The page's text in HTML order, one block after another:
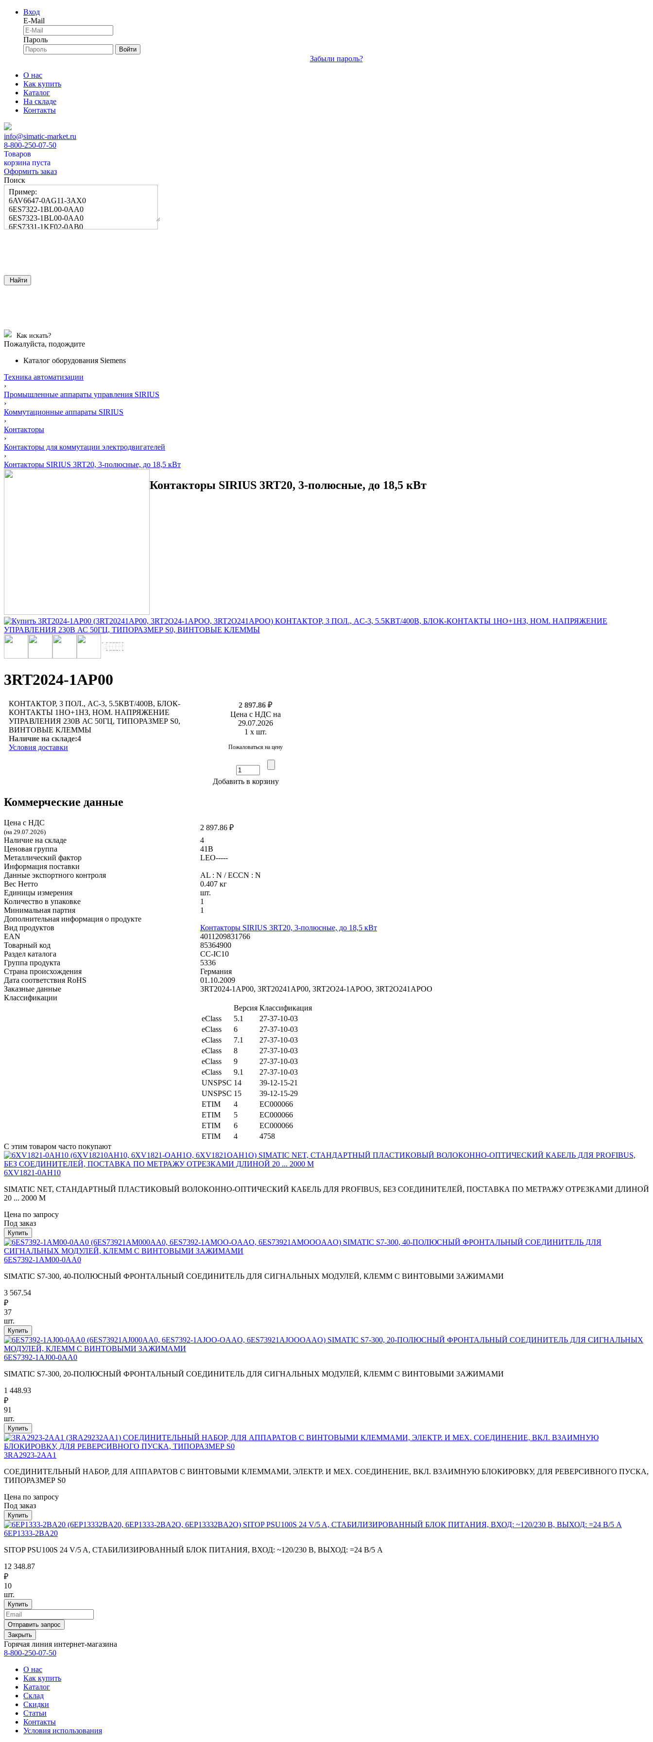
Вход
E-Mail
Пароль
Войти
Забыли пароль?
О нас
Как купить
Каталог
На складе
Контакты
info@simatic-market.ru
8-800-250-07-50
Товаров
корзина пуста
Оформить заказ
Поиск
Пример:
6AV6647-0AG11-3AX0
6ES7322-1BL00-0AA0
6ES7323-1BL00-0AA0
6ES7331-1KF02-0AB0
Найти
Как искать?
Пожалуйста, подождите
Каталог оборудования Siemens
Техника автоматизации
›
Промышленные аппараты управления SIRIUS
›
Коммутационные аппараты SIRIUS
›
Контакторы
›
Контакторы для коммутации электродвигателей
›
Контакторы SIRIUS 3RT20, 3-полюсные, до 18,5 кВт
Контакторы SIRIUS 3RT20, 3-полюсные, до 18,5 кВт
3RT2024-1AP00
КОНТАКТОР, 3 ПОЛ., AC-3, 5.5КВТ/400В, БЛОК-
КОНТАКТЫ 1НО+1НЗ, НОМ. НАПРЯЖЕНИЕ
УПРАВЛЕНИЯ 230В АС 50ГЦ, ТИПОРАЗМЕР S0,
ВИНТОВЫЕ КЛЕММЫ
Наличие на складе:4
Условия доставки
2 897.86 ₽
Цена с НДС на
29.07.2026
1 x шт.
Пожаловаться на цену
Добавить в корзину
Коммерческие данные
Цена с НДС
(на 29.07.2026)
2 897.86 ₽
Наличие на складе
4
Ценовая группа
41B
Металлический фактор
LEO-----
Информация поставки
Данные экспортного контроля
AL : N / ECCN : N
Вес Нетто
0.407 кг
Единицы измерения
шт.
Количество в упаковке
1
Минимальная партия
1
Дополнительная информация о продукте
Вид продуктов
Контакторы SIRIUS 3RT20, 3-полюсные, до 18,5 кВт
EAN
4011209831766
Товарный код
85364900
Раздел каталога
CC-IC10
Группа продукта
5336
Страна происхождения
Германия
Дата соответствия RoHS
01.10.2009
Заказные данные
3RT2024-1AP00, 3RT20241AP00, 3RT2O24-1APOO, 3RT2O241APOO
Классификации
Версия Классификация
eClass
5.1
27-37-10-03
eClass
6
27-37-10-03
eClass
7.1
27-37-10-03
eClass
8
27-37-10-03
eClass
9
27-37-10-03
eClass
9.1
27-37-10-03
UNSPSC 14
39-12-15-21
UNSPSC 15
39-12-15-29
ETIM
4
EC000066
ETIM
5
EC000066
ETIM
6
EC000066
ETIM
4
4758
С этим товаром часто покупают
6XV1821-0AH10
SIMATIC NET, СТАНДАРТНЫЙ ПЛАСТИКОВЫЙ ВОЛОКОННО-ОПТИЧЕСКИЙ КАБЕЛЬ ДЛЯ PROFIBUS, БЕЗ СОЕДИНИТЕЛЕЙ, ПОСТАВКА ПО МЕТРАЖУ ОТРЕЗКАМИ ДЛИНОЙ
20 ... 2000 M
Цена по запросу
Под заказ
6ES7392-1AM00-0AA0
SIMATIC S7-300, 40-ПОЛЮСНЫЙ ФРОНТАЛЬНЫЙ СОЕДИНИТЕЛЬ ДЛЯ СИГНАЛЬНЫХ МОДУЛЕЙ, КЛЕММ С ВИНТОВЫМИ ЗАЖИМАМИ
3 567.54
₽
37
шт.
6ES7392-1AJ00-0AA0
SIMATIC S7-300, 20-ПОЛЮСНЫЙ ФРОНТАЛЬНЫЙ СОЕДИНИТЕЛЬ ДЛЯ СИГНАЛЬНЫХ МОДУЛЕЙ, КЛЕММ С ВИНТОВЫМИ ЗАЖИМАМИ
1 448.93
₽
91
шт.
3RA2923-2AA1
СОЕДИНИТЕЛЬНЫЙ НАБОР, ДЛЯ АППАРАТОВ С ВИНТОВЫМИ КЛЕММАМИ, ЭЛЕКТР. И МЕХ. СОЕДИНЕНИЕ, ВКЛ. ВЗАИМНУЮ БЛОКИРОВКУ, ДЛЯ РЕВЕРСИВНОГО ПУСКА,
ТИПОРАЗМЕР S0
Цена по запросу
Под заказ
6EP1333-2BA20
SITOP PSU100S 24 V/5 A, СТАБИЛИЗИРОВАННЫЙ БЛОК ПИТАНИЯ, ВХОД: ~120/230 В, ВЫХОД: =24 В/5 A
12 348.87
₽
10
шт.
Закрыть
Горячая линия интернет-магазина
8-800-250-07-50
О нас
Как купить
Каталог
Склад
Скидки
Статьи
Контакты
Условия использования